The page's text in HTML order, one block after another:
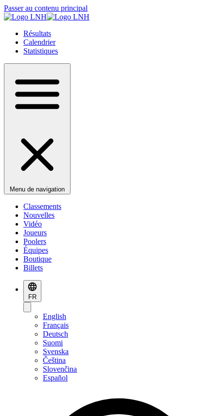
Passer au contenu principal
Résultats
Calendrier
Statistiques
Menu de navigation
Classements
Nouvelles
Vidéo
Joueurs
Poolers
Équipes
Boutique
Billets
FR
English
Français
Deutsch
Suomi
Svenska
Čeština
Slovenčina
Español